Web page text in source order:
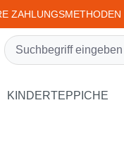
ZAHLUNGSMETHODEN
EDUPLAY
der Kategorie
KINDERTEPPICHE